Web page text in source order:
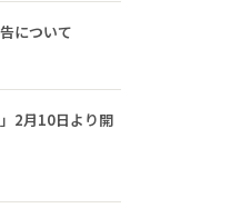
について
2月10日より開